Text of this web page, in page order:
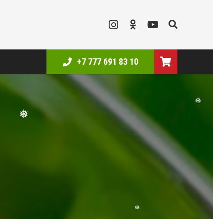
+7 777 691 83 10